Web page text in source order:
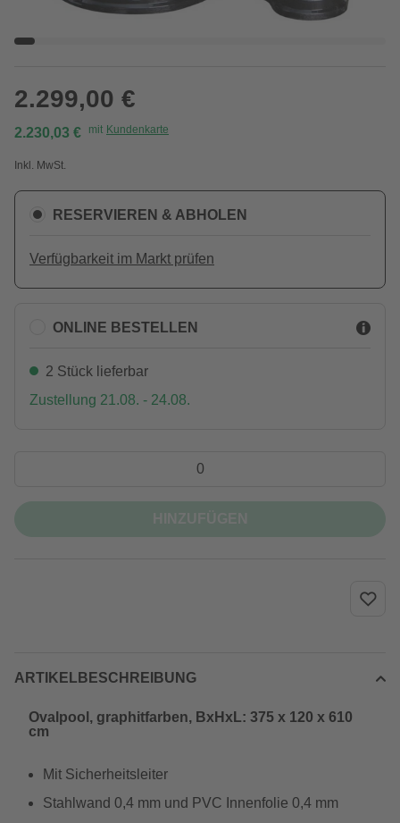
2.299,00 €
2.230,03 € mit Kundenkarte
Inkl. MwSt.
RESERVIEREN & ABHOLEN
Verfügbarkeit im Markt prüfen
ONLINE BESTELLEN
2 Stück lieferbar
Zustellung 21.08. - 24.08.
ARTIKELBESCHREIBUNG
Ovalpool, graphitfarben, BxHxL: 375 x 120 x 610
cm
Mit Sicherheitsleiter
Stahlwand 0,4 mm und PVC Innenfolie 0,4 mm